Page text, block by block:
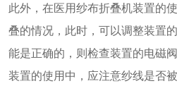
此外，在医用纱布折叠机装置的
叠的情况，此时，可以调整装置
能是正确的，则检查装置的电磁
装置的使用中，应注意纱线是否被